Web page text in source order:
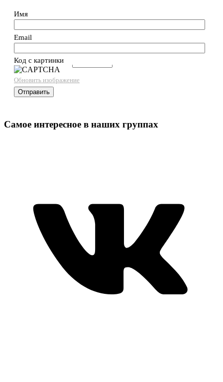
Имя
Email
Код с картинки→
Обновить изображение
Самое интересное в наших группах